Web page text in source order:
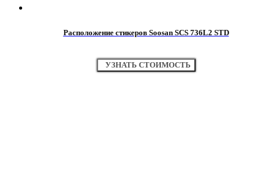
Расположение стикеров Soosan SCS 736L2 STD
УЗНАТЬ СТОИМОСТЬ